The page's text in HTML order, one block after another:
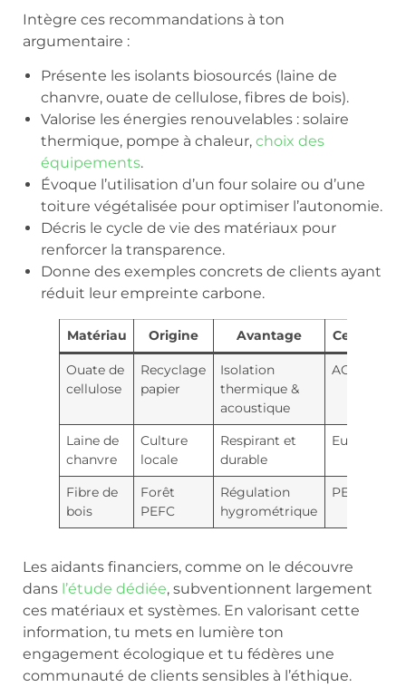
Intègre ces recommandations à ton
argumentaire :
Présente les isolants biosourcés (laine de
chanvre, ouate de cellulose, fibres de bois).
Valorise les énergies renouvelables : solaire
thermique, pompe à chaleur, choix des
équipements.
Évoque l’utilisation d’un four solaire ou d’une
toiture végétalisée pour optimiser l’autonomie.
Décris le cycle de vie des matériaux pour
renforcer la transparence.
Donne des exemples concrets de clients ayant
réduit leur empreinte carbone.
Matériau Origine Avantage
Ouate de
cellulose
Recyclage
papier
Isolation
thermique &
acoustique
ACERMI
Laine de
chanvre
Culture
locale
Respirant et
durable
Fibre de
bois
Forêt
PEFC
Régulation
hygrométrique
PEFC
Les aidants financiers, comme on le découvre
dans l’étude dédiée, subventionnent largement
ces matériaux et systèmes. En valorisant cette
information, tu mets en lumière ton
engagement écologique et tu fédères une
communauté de clients sensibles à l’éthique.